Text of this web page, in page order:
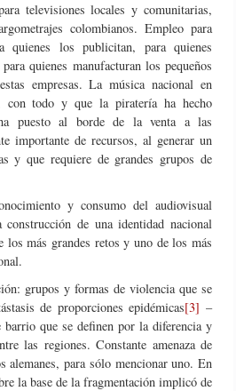
televisiones locales y comunitarias,
colombianos. Empleo para
quienes los publicitan, para quienes
quienes manufacturan los pequeños
empresas. La música nacional en
con todo y que la piratería ha hecho
puesto al borde de la venta a las
importante de recursos, al generar un
y que requiere de grandes grupos de
y consumo del audiovisual
de una identidad nacional
los más grandes retos y uno de los más
grupos y formas de violencia que se
de proporciones epidémicas[3] –
barrio que se definen por la diferencia y
las regiones. Constante amenaza de
alemanes, para sólo mencionar uno. En
la base de la fragmentación implicó de